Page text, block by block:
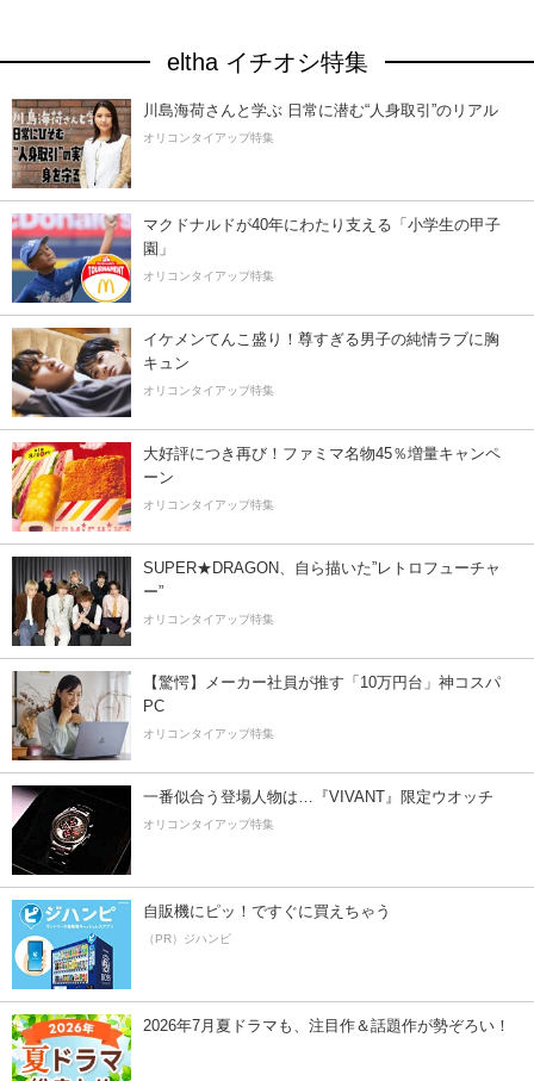
eltha イチオシ特集
川島海荷さんと学ぶ 日常に潜む“人身取引”のリアル
オリコンタイアップ特集
マクドナルドが40年にわたり支える「小学生の甲子
園」
オリコンタイアップ特集
イケメンてんこ盛り！尊すぎる男子の純情ラブに胸
キュン
オリコンタイアップ特集
大好評につき再び！ファミマ名物45％増量キャンペ
ーン
オリコンタイアップ特集
SUPER★DRAGON、自ら描いた”レトロフューチャ
ー”
オリコンタイアップ特集
【驚愕】メーカー社員が推す「10万円台」神コスパ
PC
オリコンタイアップ特集
一番似合う登場人物は…『VIVANT』限定ウオッチ
オリコンタイアップ特集
自販機にピッ！ですぐに買えちゃう
（PR）ジハンピ
2026年7月夏ドラマも、注目作＆話題作が勢ぞろい！